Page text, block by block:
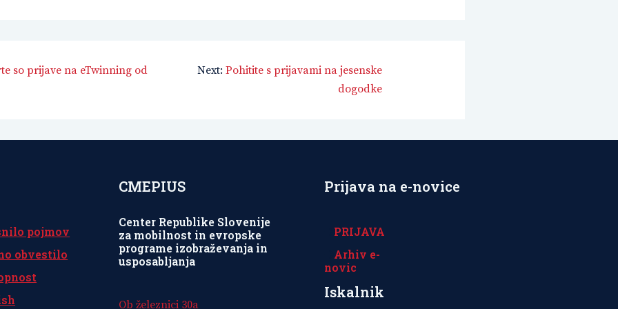
so prijave na eTwinning od
Next: Pohitite s prijavami na jesenske
dogodke
pojmov
obvestilo
CMEPIUS
Center Republike Slovenije
za mobilnost in evropske
programe izobraževanja in
usposabljanja
Ob železnici 30a
Prijava na e-novice
PRIJAVA
Arhiv e-
novic
Iskalnik